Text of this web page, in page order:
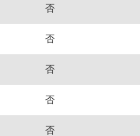
否
否
否
否
否